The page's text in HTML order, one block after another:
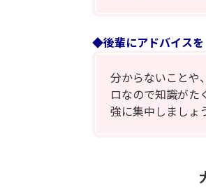
◆後輩にアドバイス
分からないことや
ロなので知識がた
強に集中しましょ